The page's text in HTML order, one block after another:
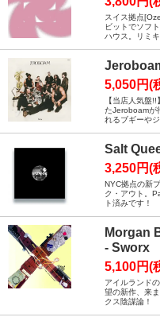
スイス拠点
ビットでソフ
ハウス。リミ
5,050円(
【当店人気盤
たJeroboamが
れるブギーや
Salt
3,250円(
NYC拠点の新
ク・アウト。
ト済みです！
Morgan
- Sworx
5,100円(
アイルランド
望の新作、来
クス陰謀論！